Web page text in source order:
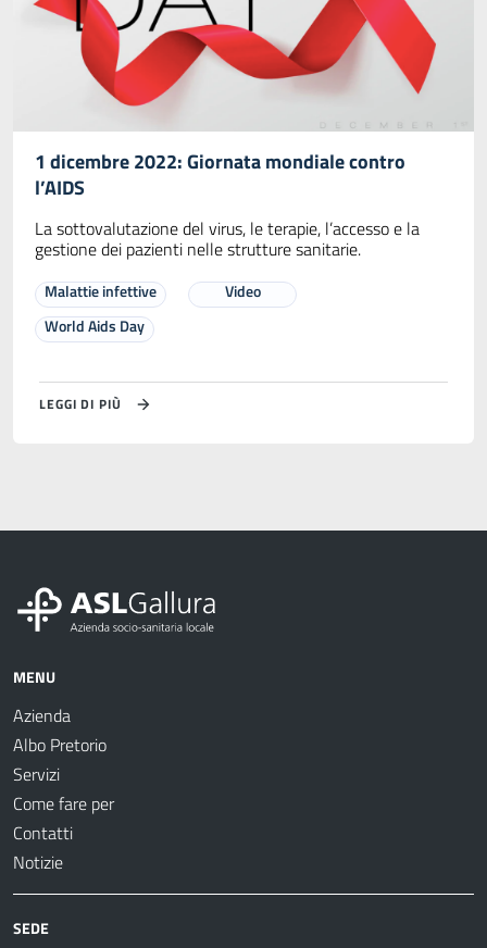
1 dicembre 2022: Giornata mondiale contro
l’AIDS
La sottovalutazione del virus, le terapie, l’accesso e la
gestione dei pazienti nelle strutture sanitarie.
Malattie infettive
Video
World Aids Day
LEGGI DI PIÙ
MENU
Azienda
Albo Pretorio
Servizi
Come fare per
Contatti
Notizie
SEDE